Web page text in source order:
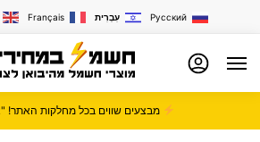
Français עִבְרִית Русский
מבצעים שווים בכל מחלקות האתר! "SUMMER"